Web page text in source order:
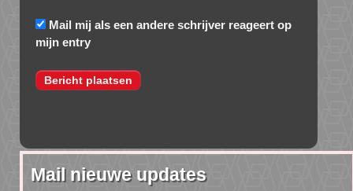
Mail mij als een andere schrijver reageert op
mijn entry
Mail nieuwe updates